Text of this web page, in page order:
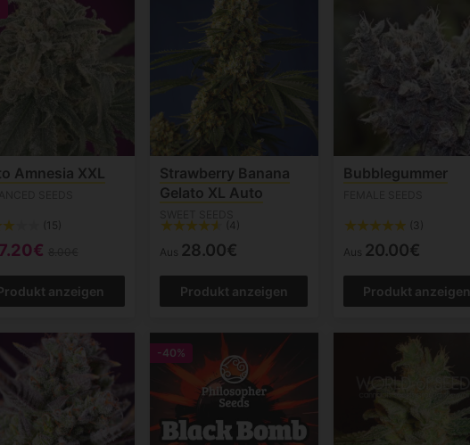
Amnesia XXL
(15)
7.20€
anzeigen
Strawberry Banana
Gelato XL Auto
(4)
Aus 28.00€
Produkt anzeigen
Bubblegummer
(3)
Aus 20.00€
Produkt anzeigen
-40%